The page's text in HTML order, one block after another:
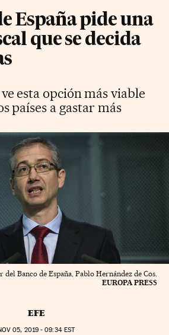
España pide una
que se decida
esta opción más viable
países a gastar más
del Banco de España, Pablo Hernández de Cos.
EUROPA PRESS
EFE
05, 2019 - 09:34EST